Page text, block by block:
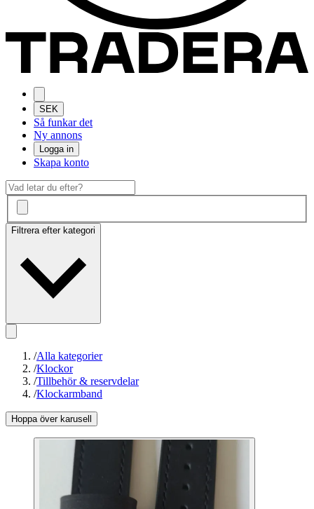
SEK
Så funkar det
Ny annons
Logga in
Skapa konto
Filtrera efter kategori
/Alla kategorier
/Klockor
/Tillbehör & reservdelar
/Klockarmband
Hoppa över karusell